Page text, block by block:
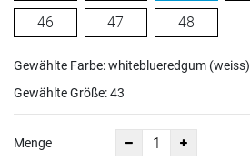
46 47 48
Gewählte Farbe: whiteblueredgum (weiss)
Gewählte Größe:43
Menge